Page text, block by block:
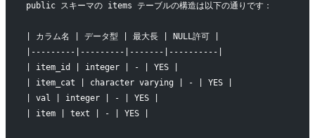
public スキーマの items テーブルの構造は以下の通りです：
| カラム名 | データ型 | 最大長 | NULL許可 |
|---------|---------|-------|----------|
| item_id | integer | - | YES |
| item_cat | character varying | - | YES |
| val | integer | - | YES |
| item | text | - | YES |